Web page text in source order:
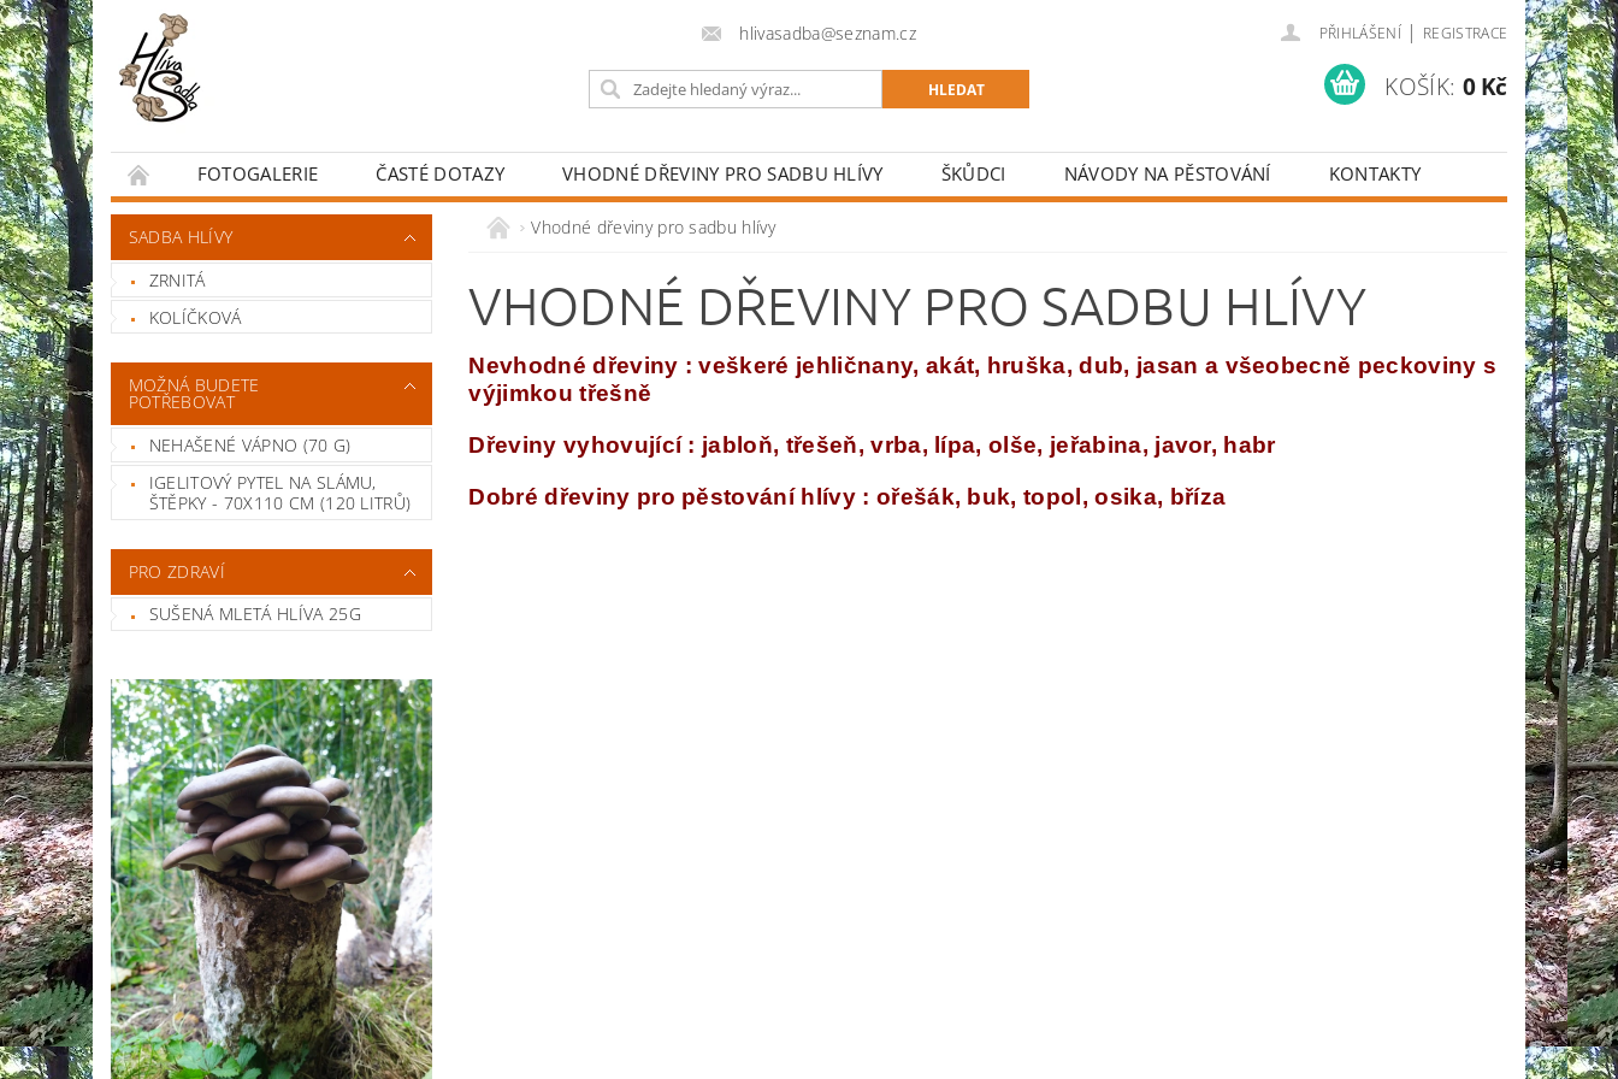
hlivasadba@seznam.cz PŘIHLÁŠENÍ | REGISTRACE
KOŠÍK: 0 Kč
FOTOGALERIE ČASTÉ DOTAZY VHODNÉ DŘEVINY PRO SADBU HLÍVY ŠKŮDCI NÁVODY NA PĚSTOVÁNÍ
KONTAKTY
OBCHODNÍ PODMÍNKY
SADBA HLÍVY
ZRNITÁ
KOLÍČKOVÁ
MOŽNÁ BUDETE
POTŘEBOVAT
NEHAŠENÉ VÁPNO (70 G)
IGELITOVÝ PYTEL NA SLÁMU,
ŠTĚPKY - 70X110 CM (120 LITRŮ)
PRO ZDRAVÍ
SUŠENÁ MLETÁ HLÍVA 25G
Vhodné dřeviny pro sadbu hlívy
VHODNÉ DŘEVINY PRO SADBU HLÍVY
Nevhodné dřeviny : veškeré jehličnany, akát, hruška, dub, jasan a všeobecně peckoviny s
výjimkou třešně
Dřeviny vyhovující : jabloň, třešeň, vrba, lípa, olše, jeřabina, javor, habr
Dobré dřeviny pro pěstování hlívy : ořešák, buk, topol, osika, bříza